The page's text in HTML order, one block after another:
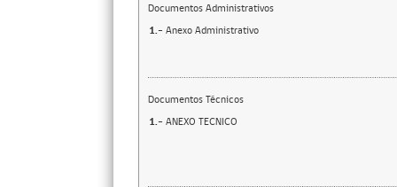
Documentos Administrativos
1.- Anexo Administrativo
Documentos Técnicos
1.- ANEXO TECNICO